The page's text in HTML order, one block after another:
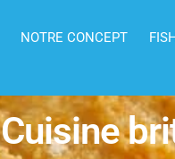
NOTRE CONCEPT
Cuisine